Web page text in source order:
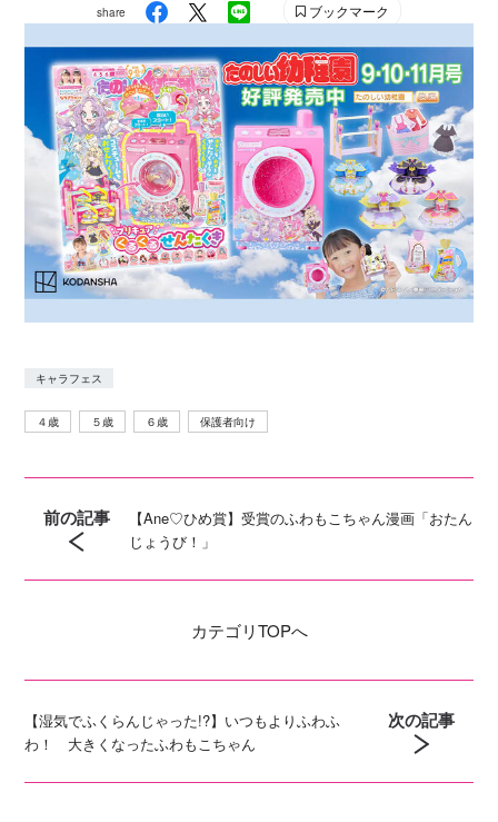
share ブックマーク
キャラフェス
４歳 ５歳 ６歳 保護者向け
前の記事
【Ane♡ひめ賞】受賞のふわもこちゃん漫画「おたん
じょうび！」
カテゴリTOPへ
【湿気でふくらんじゃった!?】いつもよりふわふ
わ！ 大きくなったふわもこちゃん
次の記事